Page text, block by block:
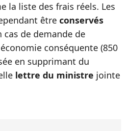
la liste des frais réels. Les
être conservés
cas de demande de
conséquente (850
en supprimant du
lettre du ministre jointe